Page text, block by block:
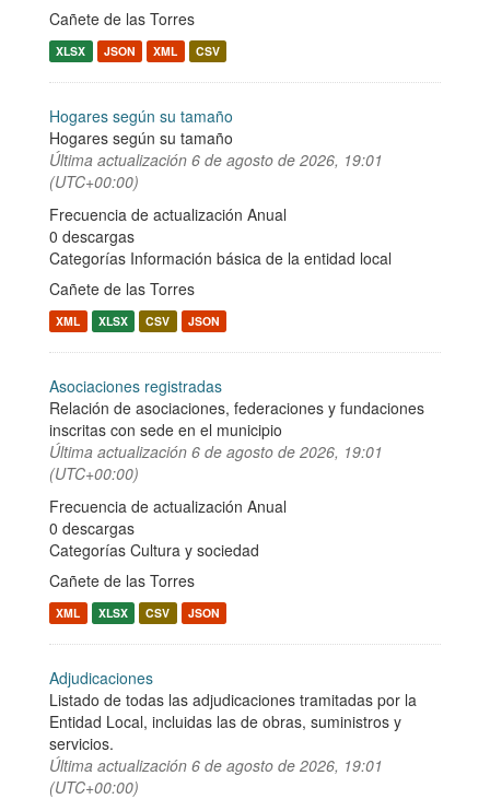
Cañete de las Torres
XLSX JSON XML CSV
Hogares según su tamaño
Hogares según su tamaño
Última actualización 6 de agosto de 2026, 19:01
(UTC+00:00)
Frecuencia de actualización Anual
0 descargas
Categorías Información básica de la entidad local
Cañete de las Torres
XML XLSX CSV JSON
Asociaciones registradas
Relación de asociaciones, federaciones y fundaciones
inscritas con sede en el municipio
Última actualización 6 de agosto de 2026, 19:01
(UTC+00:00)
Frecuencia de actualización Anual
0 descargas
Categorías Cultura y sociedad
Cañete de las Torres
XML XLSX CSV JSON
Adjudicaciones
Listado de todas las adjudicaciones tramitadas por la
Entidad Local, incluidas las de obras, suministros y
servicios.
Última actualización 6 de agosto de 2026, 19:01
(UTC+00:00)